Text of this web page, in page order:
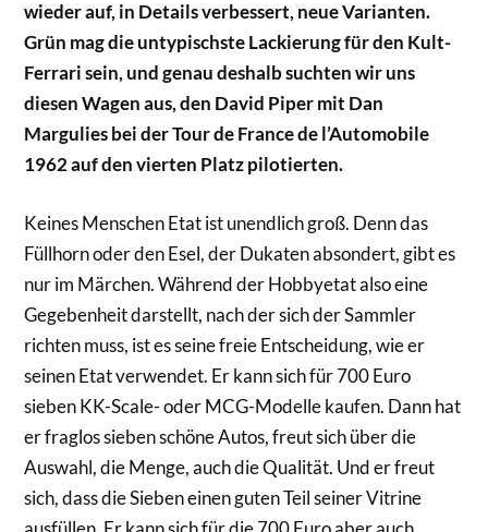
wieder auf, in Details verbessert, neue Varianten.
Grün mag die untypischste Lackierung für den Kult-
Ferrari sein, und genau deshalb suchten wir uns
diesen Wagen aus, den David Piper mit Dan
Margulies bei der Tour de France de l’Automobile
1962 auf den vierten Platz pilotierten.
Keines Menschen Etat ist unendlich groß. Denn das
Füllhorn oder den Esel, der Dukaten absondert, gibt es
nur im Märchen. Während der Hobbyetat also eine
Gegebenheit darstellt, nach der sich der Sammler
richten muss, ist es seine freie Entscheidung, wie er
seinen Etat verwendet. Er kann sich für 700 Euro
sieben KK-Scale- oder MCG-Modelle kaufen. Dann hat
er fraglos sieben schöne Autos, freut sich über die
Auswahl, die Menge, auch die Qualität. Und er freut
sich, dass die Sieben einen guten Teil seiner Vitrine